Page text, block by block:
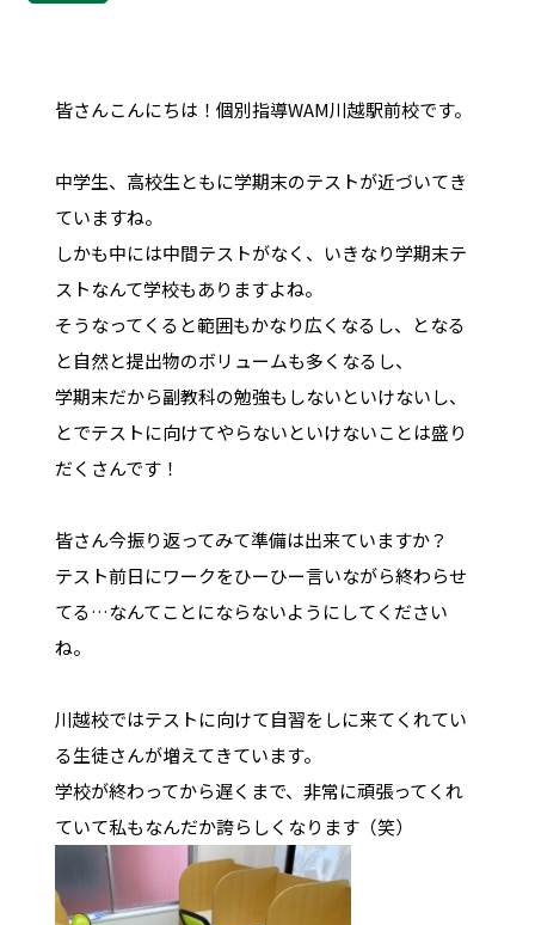
皆さんこんにちは！個別指導WAM川越駅前校です。
中学生、高校生ともに学期末のテストが近づいてき
ていますね。
しかも中には中間テストがなく、いきなり学期末テ
ストなんて学校もありますよね。
そうなってくると範囲もかなり広くなるし、となる
と自然と提出物のボリュームも多くなるし、
学期末だから副教科の勉強もしないといけないし、
とでテストに向けてやらないといけないことは盛り
だくさんです！
皆さん今振り返ってみて準備は出来ていますか？
テスト前日にワークをひーひー言いながら終わらせ
てる…なんてことにならないようにしてください
ね。
川越校ではテストに向けて自習をしに来てくれてい
る生徒さんが増えてきています。
学校が終わってから遅くまで、非常に頑張ってくれ
ていて私もなんだか誇らしくなります（笑）